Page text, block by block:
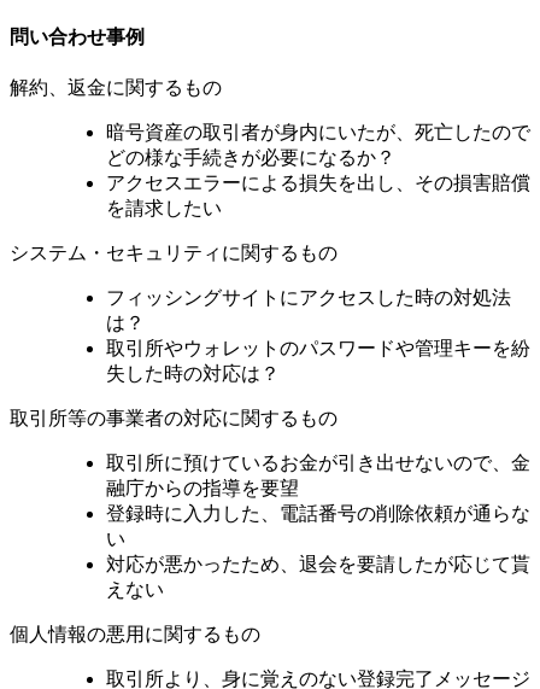
問い合わせ事例
解約、返金に関するもの
暗号資産の取引者が身内にいたが、死亡したので
どの様な手続きが必要になるか？
アクセスエラーによる損失を出し、その損害賠償
を請求したい
システム・セキュリティに関するもの
フィッシングサイトにアクセスした時の対処法
は？
取引所やウォレットのパスワードや管理キーを紛
失した時の対応は？
取引所等の事業者の対応に関するもの
取引所に預けているお金が引き出せないので、金
融庁からの指導を要望
登録時に入力した、電話番号の削除依頼が通らな
い
対応が悪かったため、退会を要請したが応じて貰
えない
個人情報の悪用に関するもの
取引所より、身に覚えのない登録完了メッセージ